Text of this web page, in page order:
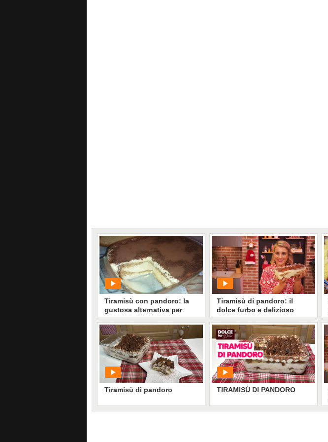
Tiramisù con pandoro: la
gustosa alternativa per
servilo ai tuoi ospiti
PLAY
5706• diRicette In Cucina
Tiramisù di pandoro
Tiramisù di pandoro: il
dolce furbo e delizioso
pronto in pochissimo
tempo
PLAY
0• diGiusina
TIRAMISÙ DI PANDORO